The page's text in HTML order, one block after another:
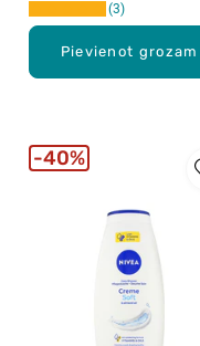
Pievienot grozam
3
40%